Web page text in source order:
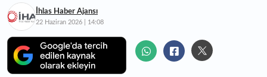
İhlas Haber Ajansı
22 Haziran 2026 | 14:08